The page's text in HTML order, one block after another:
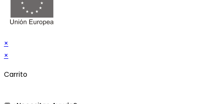
×
×
Carrito